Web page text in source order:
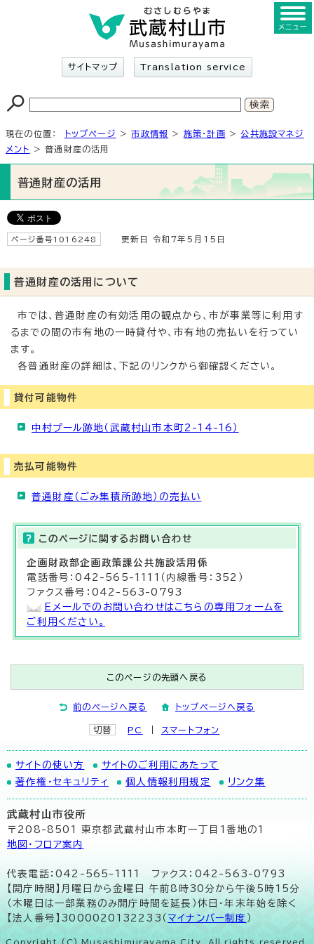
サイトマップ Translation service
メニュー
現在の位置： トップページ >市政情報 > 施策・計画 >公共施設マネジ
メント
> 普通財産の活用
普通財産の活用
ページ番号1016248 更新日 令和7年5月15日
普通財産の活用について
市では、普通財産の有効活用の観点から、市が事業等に利用す
るまでの間の市有地の一時貸付や、市有地の売払いを行ってい
ます。
各普通財産の詳細は、下記のリンクから御確認ください。
貸付可能物件
中村プール跡地（武蔵村山市本町2-14-16）
売払可能物件
普通財産（ごみ集積所跡地）の売払い
このページに関する お問い合わせ
企画財政部企画政策課公共施設活用 係
電話番号：042-565-1111（内線番号：352）
ファクス番号：042-563-0793
Eメールでのお問い合わせはこちらの専用フォームを
ご利用ください。
このページの先頭へ戻る
前のページへ戻る トップページへ戻る
切替 PC スマートフォン
サイトの使い方
サイトのご利用にあたって
著作権・セキュリティ
個人情報利用規定 リンク集
武蔵村山市役所
〒208-8501 東京都武蔵村山市本町一丁目1番地の1
地図･フロア案内
代表電話：042-565-1111 ファクス：042-563-0793
【開庁時間】月曜日から金曜日 午前8時30分から午後5時15分
（木曜日は一部業務のみ開庁時間を延長）休日・年末年始を除く
【法人番号】3000020132233（ マイナンバー制度 ）
Copyright (C) Musashimurayama City. All rights reserved.